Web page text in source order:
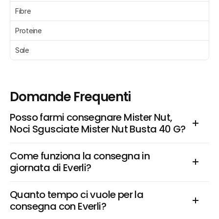
Fibre
Proteine
Sale
Domande Frequenti
Posso farmi consegnare Mister Nut,
Noci Sgusciate Mister Nut Busta 40 G?
Come funziona la consegna in
giornata di Everli?
Quanto tempo ci vuole per la
consegna con Everli?